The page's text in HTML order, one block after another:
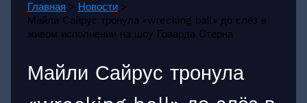
Главная
Новости
Майли Сайрус тронула «wrecking ball» до слёз в
живом исполнении на шоу Говарда Стерна
Майли Сайрус тронула